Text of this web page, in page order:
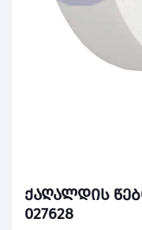
ქაღალდის
027628